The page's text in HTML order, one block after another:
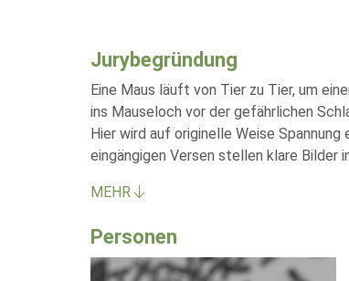
Jurybegründung
Eine Maus läuft von Tier zu Tier, um
ins Mauseloch vor der gefährlichen
Hier wird auf originelle Weise
eingängigen Versen stellen klare Bilder
MEHR
Personen